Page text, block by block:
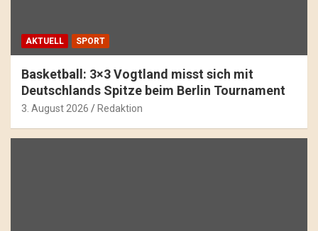
AKTUELL SPORT
Basketball: 3×3 Vogtland misst sich mit
Deutschlands Spitze beim Berlin Tournament
3. August 2026 Redaktion